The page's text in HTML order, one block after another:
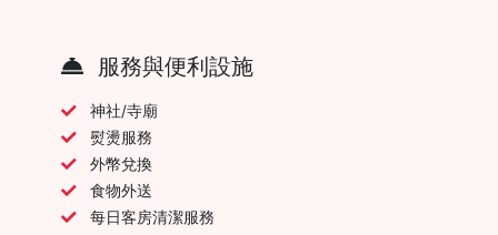
服務與便利設施
神社/寺廟
熨燙服務
外幣兌換
食物外送
每日客房清潔服務